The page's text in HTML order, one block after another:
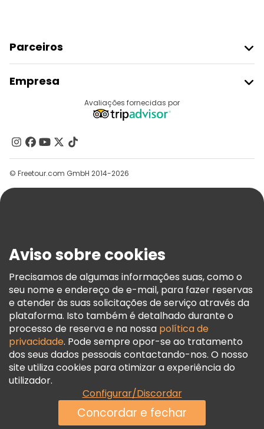
Parceiros
Registo Do Fornecedor
Programa De Afiliados
Empresa
Contacte-Nos
Grupos
Ajuda
Termos E Informações Legais
Política De Cookies
Freetour Prémios
Programa De Fidelidade
Avaliações fornecidas por
© Freetour.com GmbH 2014-2026
Aviso sobre cookies
Precisamos de algumas informações suas, como o
seu nome e endereço de e-mail, para fazer reservas
e atender às suas solicitações de serviço através da
plataforma. Isto também é detalhado durante o
processo de reserva e na nossa política de
privacidade. Pode sempre opor-se ao tratamento
dos seus dados pessoais contactando-nos. O nosso
site utiliza cookies para otimizar a experiência do
utilizador.
Configurar/Discordar
Concordar e fechar